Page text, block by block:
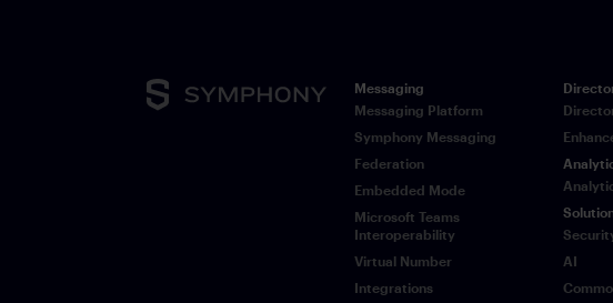
Messaging
Messaging Platform
Symphony Messaging
Federation
Embedded Mode
Microsoft Teams
Interoperability
Virtual Number
Integrations
AI